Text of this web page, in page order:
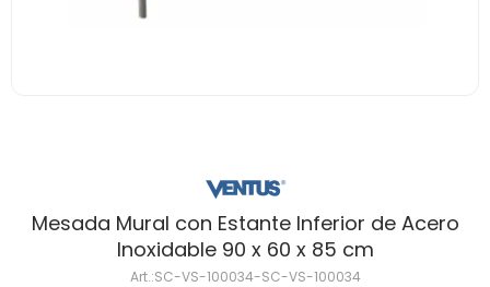
Mesada Mural con Estante Inferior de Acero
Inoxidable 90 x 60 x 85 cm
SC-VS-100034-SC-VS-100034